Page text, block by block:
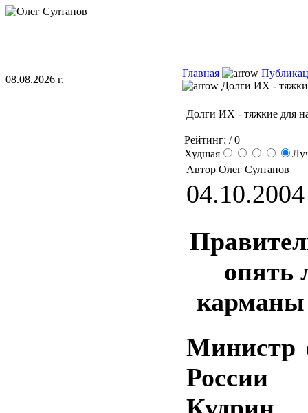
08.08.2026 г.
Главная
Долги ИХ -
Долги ИХ - тяжкие для
Рейтинг: / 0
Худшая
Автор Олег Султанов
04.10.2004
опять
карманы
Министр
России
Кудрин